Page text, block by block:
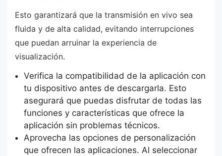
Esto garantizará que la transmisión en vivo sea
fluida y de alta calidad, evitando interrupciones
que puedan arruinar la experiencia de
visualización.
Verifica la compatibilidad de la aplicación con
tu dispositivo antes de descargarla. Esto
asegurará que puedas disfrutar de todas las
funciones y características que ofrece la
aplicación sin problemas técnicos.
Aprovecha las opciones de personalización
que ofrecen las aplicaciones. Al seleccionar